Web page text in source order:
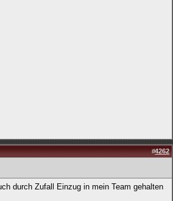
#4262
durch Zufall Einzug in mein Team gehalten